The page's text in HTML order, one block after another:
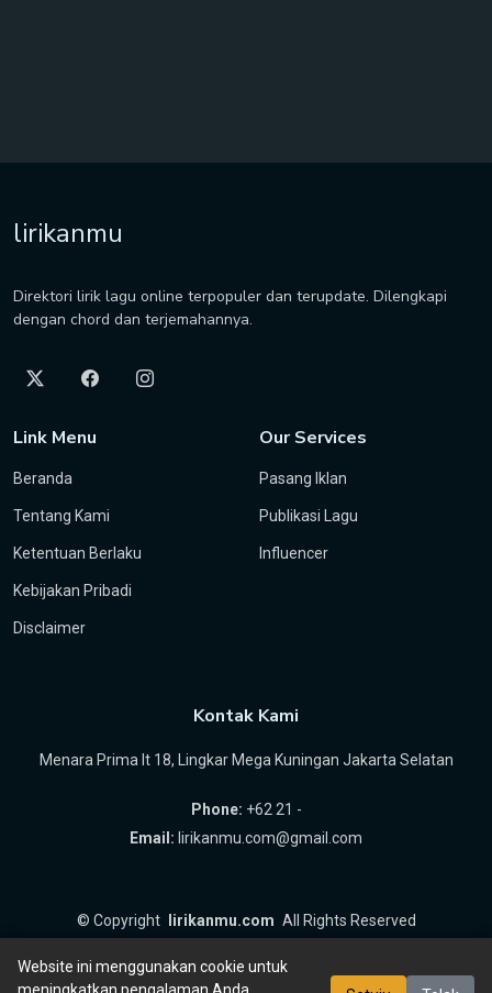
lirikanmu
Direktori lirik lagu online terpopuler dan terupdate. Dilengkapi
dengan chord dan terjemahannya.
Link Menu
Beranda
Tentang Kami
Ketentuan Berlaku
Kebijakan Pribadi
Disclaimer
Our Services
Pasang Iklan
Publikasi Lagu
Influencer
Kontak Kami
Menara Prima lt 18, Lingkar Mega Kuningan Jakarta Selatan
Phone: +62 21 -
Email: lirikanmu.com@gmail.com
© Copyright lirikanmu.com All Rights Reserved
Website ini menggunakan cookie untuk